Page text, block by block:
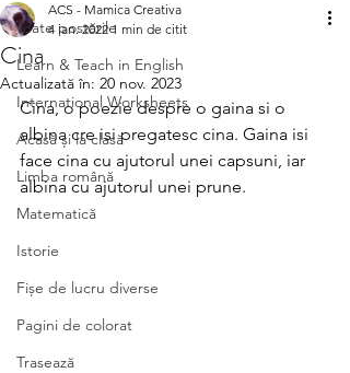
Toate postările
Learn & Teach in English
International Worksheets
Acasă și la clasă
Limba română
Matematică
Istorie
Fișe de lucru diverse
Pagini de colorat
Trasează
Cina
ACS - Mamica Creativa
4 ian. 2022 1 min de citit
Actualizată în: 20 nov. 2023
Cina, o poezie despre o gaina si o
albina cre isi pregatesc cina. Gaina isi
face cina cu ajutorul unei capsuni, iar
albina cu ajutorul unei prune.